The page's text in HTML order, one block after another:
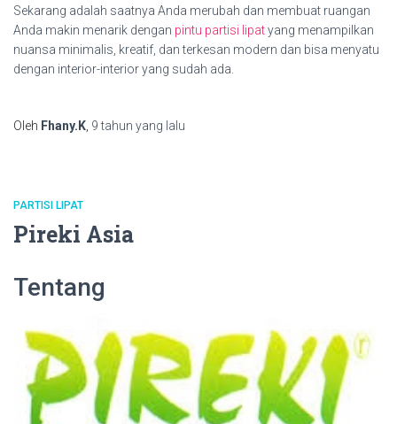
Sekarang adalah saatnya Anda merubah dan membuat ruangan
Anda makin menarik dengan pintu partisi lipatyang menampilkan
nuansa minimalis, kreatif, dan terkesan modern dan bisa menyatu
dengan interior-interior yang sudah ada.
Oleh Fhany.K 9 tahun yang lalu
PARTISI LIPAT
Pireki Asia
Tentang